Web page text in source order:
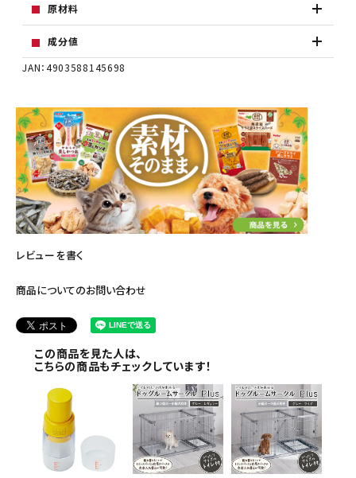
原材料
成分値
JAN：4903588145698
レビューを書く
商品についてのお問い合わせ
この商品を見た人は、
こちらの商品もチェックしています！